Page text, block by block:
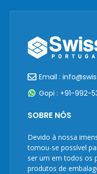
Email :
Gopi : +91-992-
SOBRE NÓS
Devido à nossa
tornou-se possível
ser um em todos os
produtos de